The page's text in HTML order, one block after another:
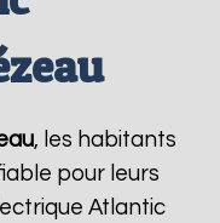
, les habitants
pour leurs
Atlantic